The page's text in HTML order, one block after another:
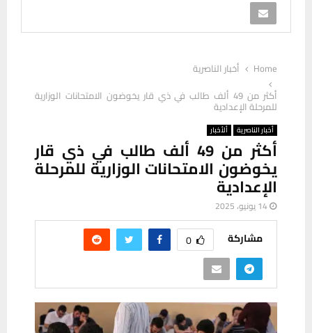
Home
أخبار الناصرية
أكثر من 49 ألف طالب في ذي قار يخوضون الامتحانات الوزارية
للمرحلة الإعدادية
أخبار الناصرية ألأخبار
أكثر من 49 ألف طالب في ذي قار
يخوضون الامتحانات الوزارية للمرحلة
الإعدادية
14 يونيو، 2025
مشاركة 0